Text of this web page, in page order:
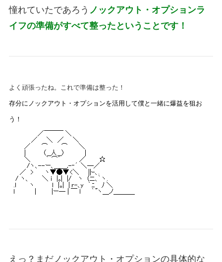
憧れていたであろう ノックアウト・オプションラ
イフの準備がすべて整ったということです！
よく頑張ったね。これで準備は整った！
存分にノックアウト・オプションを活用して僕と一緒に爆益を狙お
う！
えっ？まだノックアウト・オプションの具体的な